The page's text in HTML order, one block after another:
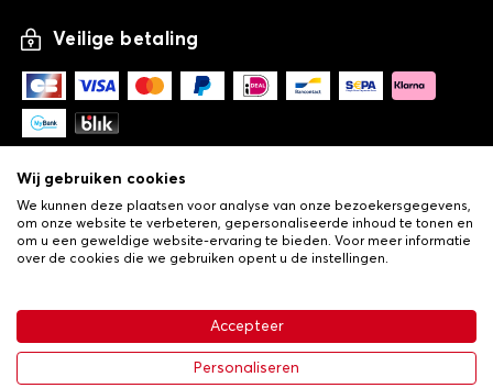
Automatten voor
Automatten voor
Automatten voor
Automatten voor
Veilige betaling
Algemene verkoopvoorwaarden•Privacy- en cookiebeleid
•Livraison
Wij gebruiken cookies
We kunnen deze plaatsen voor analyse van onze bezoekersgegevens,
om onze website te verbeteren, gepersonaliseerde inhoud te tonen en
om u een geweldige website-ervaring te bieden. Voor meer informatie
over de cookies die we gebruiken opent u de instellingen.
Accepteer
Personaliseren